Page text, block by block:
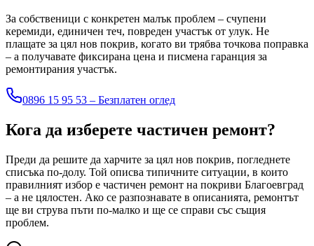
За собственици с конкретен малък проблем – счупени
керемиди, единичен теч, повреден участък от улук. Не
плащате за цял нов покрив, когато ви трябва точкова поправка
– а получавате фиксирана цена и писмена гаранция за
ремонтирания участък.
0896 15 95 53 – Безплатен оглед
Кога да изберете частичен ремонт?
Преди да решите да харчите за цял нов покрив, погледнете
списъка по-долу. Той описва типичните ситуации, в които
правилният избор е частичен ремонт на покриви Благоевград
– а не цялостен. Ако се разпознавате в описанията, ремонтът
ще ви струва пъти по-малко и ще се справи със същия
проблем.